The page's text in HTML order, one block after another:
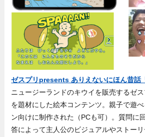
ゼスプリpresents ありえないにほん昔話
ニュージーランドのキウイを販売するゼ
を題材にした絵本コンテンツ。親子で遊
ン向けに制作された（PCも可）。質問に
答によって主人公のビジュアルやストー